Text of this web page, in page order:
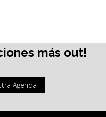
más out!
Agenda